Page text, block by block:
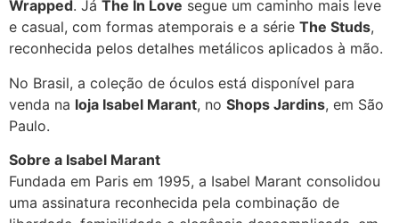
Wrapped. Já The In Love segue um caminho mais leve
e casual, com formas atemporais e a série The Studs,
reconhecida pelos detalhes metálicos aplicados à mão.
No Brasil, a coleção de óculos está disponível para
venda na loja Isabel Marant, no Shops Jardins, em São
Paulo.
Sobre a Isabel Marant
Fundada em Paris em 1995, a Isabel Marant consolidou
uma assinatura reconhecida pela combinação de